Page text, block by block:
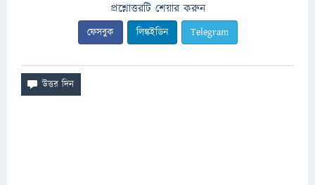
প্রশ্নোত্তরটি শেয়ার করুন
ফেসবুক লিঙ্কইডিন Telegram